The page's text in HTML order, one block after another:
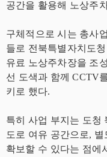
공간을 활용해 노상주
구체적으로 시는 총사
들로 전북특별자치도
유료 노상주차장을 조
선 도색과 함께 CCTV
키로 했다.
특히 사업 부지는 도청
도로 여유 공간으로,
확보할 수 있다는 점에